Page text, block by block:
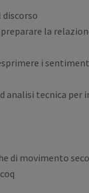
la
i
analisi tecnica per
di movimento